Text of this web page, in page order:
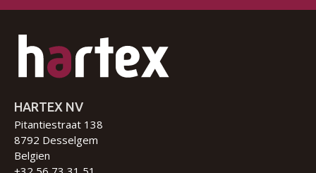
HARTEX NV
Pitantiestraat 138
8792 Desselgem
Belgien